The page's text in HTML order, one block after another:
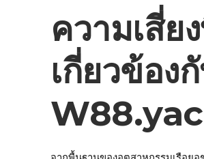
ความเสี่ย
เกี่ยวข้อง